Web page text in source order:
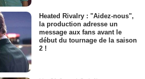
Heated Rivalry : "Aidez-nous",
la production adresse un
message aux fans avant le
début du tournage de la saison
2 !